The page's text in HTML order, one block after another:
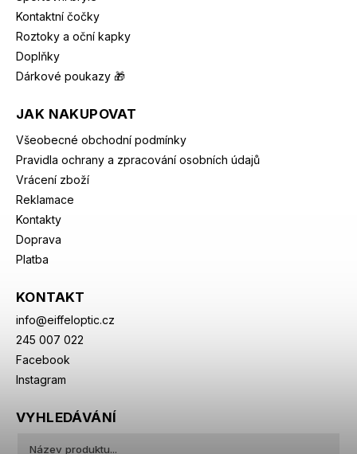
Kontaktní čočky
Roztoky a oční kapky
Doplňky
Dárkové poukazy 🎁
JAK NAKUPOVAT
Všeobecné obchodní podmínky
Pravidla ochrany a zpracování osobních údajů
Vrácení zboží
Reklamace
Kontakty
Doprava
Platba
KONTAKT
info@eiffeloptic.cz
245 007 022
Facebook
Instagram
VYHLEDÁVÁNÍ